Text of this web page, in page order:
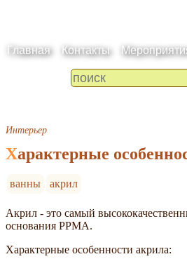
Главная Контакты
Интерьер
Характерные
ванны акрил
Акрил - это самый
основания РРМА.
Характерные особенности акрила: